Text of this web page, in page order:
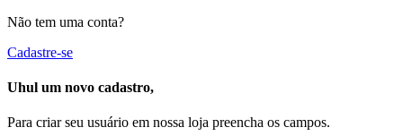
Não tem uma conta?
Cadastre-se
Uhul um novo cadastro,
Para criar seu usuário em nossa loja preencha os campos.